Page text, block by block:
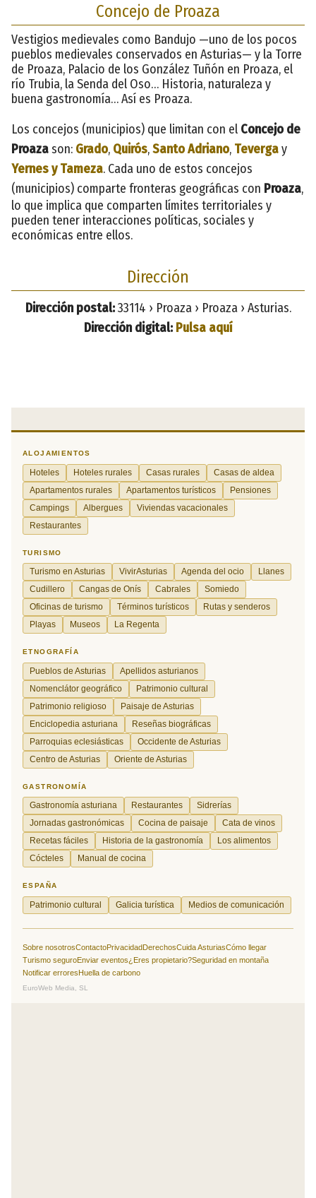
Concejo de Proaza
Vestigios medievales como Bandujo —uno de los pocos
pueblos medievales conservados en Asturias— y la Torre
de Proaza, Palacio de los González Tuñón en Proaza, el
río Trubia, la Senda del Oso… Historia, naturaleza y
buena gastronomía… Así es Proaza.
Los concejos (municipios) que limitan con el Concejo de
Proazason: Grado, Quirós,Santo Adriano, Tevergay
Yernes y Tameza. Cada uno de estos concejos
(municipios) comparte fronteras geográficas con Proaza,
lo que implica que comparten límites territoriales y
pueden tener interacciones políticas, sociales y
económicas entre ellos.
Dirección
Dirección postal:33114 › Proaza › Proaza › Asturias.
Dirección digital: Pulsa aquí